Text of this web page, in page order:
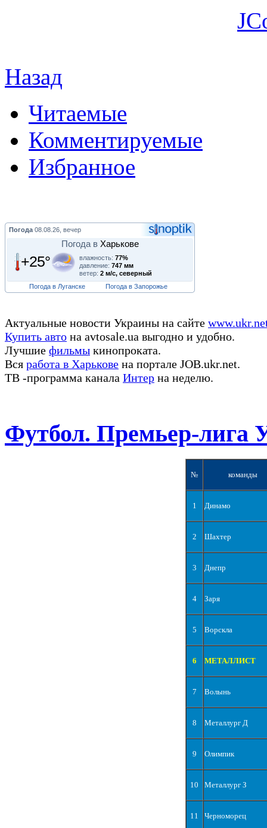
Назад
Читаемые
Комментируемые
Избранное
Погода 08.08.26, вечер
Погода в Харькове
+25° влажность: 77%
давление: 747 мм
ветер: 2 м/с, северный
Погода в Луганске
Погода в Запорожье
Актуальные новости Украины на сайте
Купить авто на avtosale.ua выгодно и удобно.
Лучшие фильмы кинопроката.
Вся работа в Харькове на портале JOB.ukr.net.
ТВ -программа канала Интер на неделю.
Футбол. Премьер-лига
№ команды
1 Динамо
2 Шахтер
3 Днепр
4 Заря
5 Ворскла
6 МЕТАЛЛИСТ
7 Волынь
8 Металлург Д
9 Олимпик
10 Металлург З
11 Черноморец